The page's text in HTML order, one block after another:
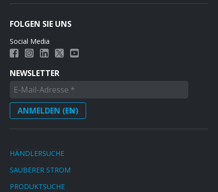
FOLGEN SIE UNS
Social Media
NEWSLETTER
HÄNDLERSUCHE
SAUBERER STROM
PRODUKTSUCHE